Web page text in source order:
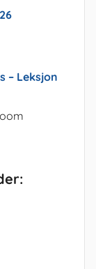
– Leksjon